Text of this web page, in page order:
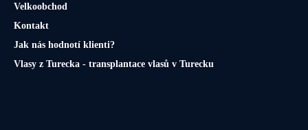
Velkoobchod
Kontakt
Jak nás hodnotí klienti?
Vlasy z Turecka - transplantace vlasů v Turecku